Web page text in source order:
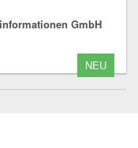
GmbH
NEU